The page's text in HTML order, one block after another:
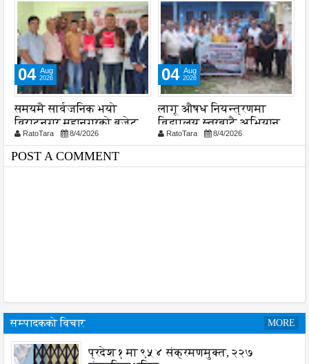
04 Aug
2026
लागू औषध नियन्त्रणमा
विद्यालय स्तरबाटै अभियान
शुरुRatoTara 8/4/2026
05 Aug
2026
नेपाल आयल निगमको
प्रादेशिक कार्यालयमा छापा
RatoTara 8/5/2026
POST A COMMENT
सम्पादकको विचार MORE
प्रदेश १ मा ९५४ संक्रमणमुक्त, २२७